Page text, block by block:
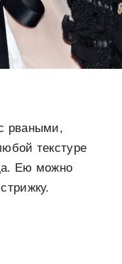
рваными,
текстуре
Ею можно